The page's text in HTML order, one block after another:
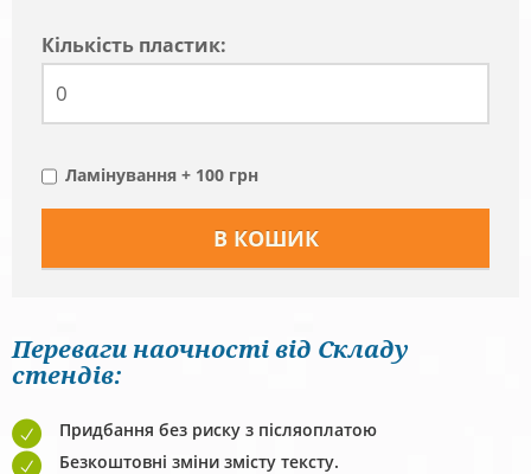
Кiлькiсть пластик:
Ламінування + 100 грн
Переваги наочності від Складу
стендів:
Придбання без риску з післяоплатою
Безкоштовні зміни змісту тексту.